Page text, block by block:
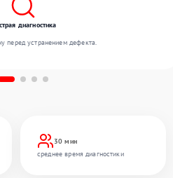
30 мин
среднее время диагностики
диагностика
перед устранением дефекта.